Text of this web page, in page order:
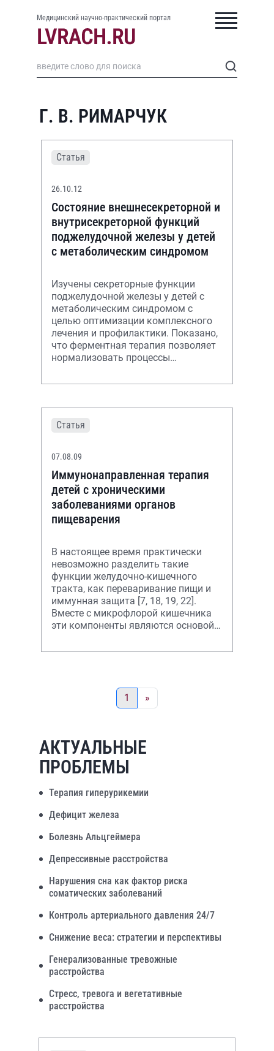
Медицинский научно-практический портал
Г. В. РИМАРЧУК
Статья
26.10.12
Состояние внешнесекреторной и
внутрисекреторной функций
поджелудочной железы у детей
с метаболическим синдромом
Изучены секреторные функции
поджелудочной железы у детей с
метаболическим синдромом с
целью оптимизации комплексного
лечения и профилактики. Показано,
что ферментная терапия позволяет
нормализовать процессы
морфофункциональное состо
Статья
07.08.09
Иммунонаправленная терапия
детей с хроническими
заболеваниями органов
пищеварения
В настоящее время практически
невозможно разделить такие
функции желудочно-кишечного
тракта, как переваривание пищи и
иммунная защита [7, 18, 19, 22].
Вместе с микрофлорой кишечника
эти компоненты являются основой
нормальн
1 »
АКТУАЛЬНЫЕ
ПРОБЛЕМЫ
Терапия гиперурикемии
Дефицит железа
Болезнь Альцгеймера
Депрессивные расстройства
Нарушения сна как фактор риска
соматических заболеваний
Контроль артериального давления 24/7
Снижение веса: стратегии и перспективы
Генерализованные тревожные
расстройства
Стресс, тревога и вегетативные
расстройства